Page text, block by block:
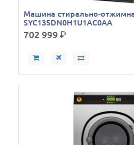
Машина стирально-
SYC135DN0H1U1AC0AA
702 999р.